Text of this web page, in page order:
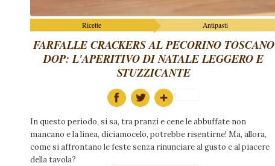
Ricette Antipasti
FARFALLE CRACKERS AL PECORINO TOSCANO
DOP: L'APERITIVO DI NATALE LEGGERO E
STUZZICANTE
In questo periodo, si sa, tra pranzi e cene le abbuffate non
mancano e la linea, diciamocelo, potrebbe risentirne! Ma, allora,
come si affrontano le feste senza rinunciare al gusto e al piacere
della tavola?